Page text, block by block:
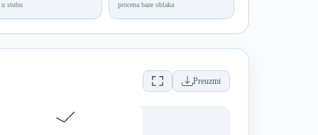
u stubu procena baze oblaka
Preuzmi